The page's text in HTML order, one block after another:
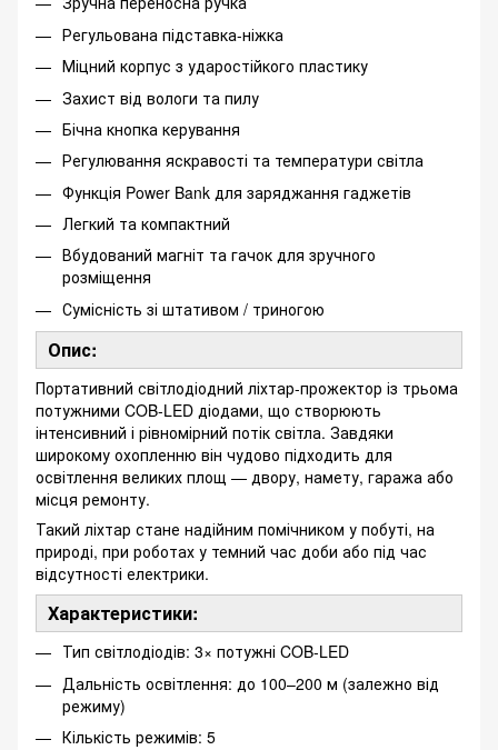
Регульована підставка-ніжка
Міцний корпус з ударостійкого пластику
Захист від вологи та пилу
Бічна кнопка керування
Регулювання яскравості та температури світла
Функція Power Bank для заряджання гаджетів
Легкий та компактний
Вбудований магніт та гачок для зручного
розміщення
Сумісність зі штативом / триногою
Опис:
Портативний світлодіодний ліхтар-прожектор із трьома
потужними COB-LED діодами, що створюють
інтенсивний і рівномірний потік світла. Завдяки
широкому охопленню він чудово підходить для
освітлення великих площ — двору, намету, гаража або
місця ремонту.
Такий ліхтар стане надійним помічником у побуті, на
природі, при роботах у темний час доби або під час
відсутності електрики.
Характеристики:
Тип світлодіодів: 3× потужні COB-LED
Дальність освітлення: до 100–200 м (залежно від
режиму)
Кількість режимів: 5